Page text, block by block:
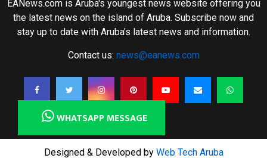
EANews.com is Aruba's youngest news website offering you
the latest news on the island of Aruba. Subscribe now and
stay up to date with Aruba's latest news and information.
Contact us: news@eanews.com
Designed & Developed by Web Tech Aruba
WHATSAPP MESSAGE